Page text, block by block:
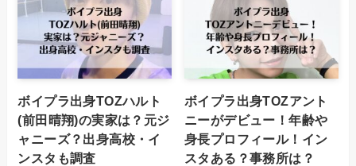
ボイプラ出身TOZハルト
(前田晴翔)の実家は？元ジ
ャニーズ？出身高校・イ
ンスタも調査
ボイプラ出身TOZアント
ニーがデビュー！年齢や
身長プロフィール！イン
スタある？事務所は？